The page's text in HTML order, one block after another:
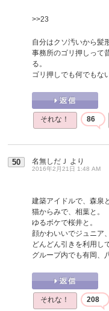
>>23
自分はクソ汚いから髪
事務所のゴリ押しって
る。
ゴリ押しでも何でもな
それな！ 86
50 名無しだＪ より
2016年2月21日 1:48 AM
建築アイドルで、森泉と
猫からみで、相葉と。
ゆるボケで桜井と。
顔かわいいでジュニア
どんどん引きを利用し
グループ内でも有岡、
それな！ 208